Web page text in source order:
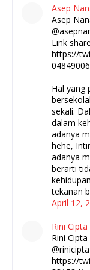
Asep
Asep
Link
https://
Hal yang
sekali.
dalam
adanya
hehe,
adanya
berarti
tekanan
April 12,
Rini
Rini
@rinicipta
https://